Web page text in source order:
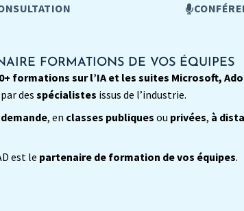
FORMATIONS DE VOS ÉQUIPES
formations sur l’IA et les suites Microsoft,
desspécialistes issus de l’industrie.
, en classes publiques ou privées, à
est le partenaire de formation de vos équipes.